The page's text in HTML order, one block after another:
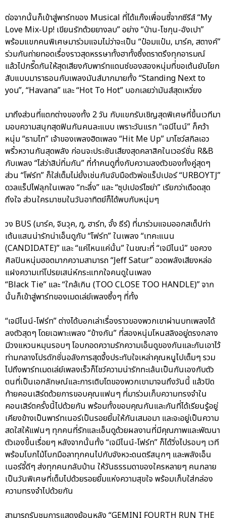
ต่อจากนั้นก็เข้าสู่พาร์ทของ Musical ที่ได้แก๊งเพื่อนซี้จากซีรีส์ “My
Love Mix-Up! เขียนรักด้วยยางลบ” อย่าง “ป่าน-โชกุน-อังเปา”
พร้อมแขกคนพิเศษมาร่วมแจมไม่ว่าจะเป็น “ป๋อมแป๋ม, มาร์ค, สตางค์”
ร่วมกันถ่ายทอดเรื่องราวสุดหรรษาทั้งฮาทั้งซึ้งตราตรึงทุกอารมณ์
แล้วไปกรี๊ดกันให้สุดเสียงกับพาร์ทแดนซ์ของสองหนุ่มที่ขอเต้นยับโยก
สับแบบมาราธอนกับเพลงมันส์มากมายทั้ง “Standing Next to
you”, “Havana” และ “Hot To Hot” บอกเลยว่ามันส์สุดเหวี่ยง
มาถึงส่วนที่แตกต่างของทั้ง 2 วัน กับแขกรับเชิญสุดพิเศษที่ขึ้นเวทีมา
มอบความสนุกสุดฟินกันคนละแบบ เพราะวันแรก “เจมีไนน์” ก็คว้า
หนุ่ม “ธามไท” เจ้าของเพลงฮิตเพลง “Hit Me Up” มาโชว์สกิลเอว
พริ้วหวานกันสุดพลัง ก่อนจะประชันเสียงสุดคลาสิคในเวอร์ชั่น R&B
กับเพลง “ไส่ว่าสิบ่ทิ่มกัน” ที่ทำคนดูทึ่งกับความลงตัวของทั้งคู่สุดๆ
ส่วน “โฟร์ท” ก็ใส่เต็มไม่ยั้งเช่นกันจับมือตัวพ่อแร็ปเปอร์ “URBOYTJ”
ดวลแร็ปไฟลุกในเพลง “ทะลึ่ง” และ “ซุปเปอร์ไซย่า” เรียกว่าเดือดสุด
ถึงใจ ส่วนใครมาชมในวันอาทิตย์ก็ได้พบกับหนุ่มๆ
วง BUS (มาร์ค, จินวุค, ภู, ฮาร์ท, จั๋ง ธีร์) ที่มาร่วมแจมออกสเต็ปท่า
เต้นแสนน่ารักน่าเอ็นดูกับ “โฟร์ท” ในเพลง “เทคะแนน
(CANDIDATE)” และ “แค่ไหนแค่นั้น” ในขณะที่ “เจมีไนน์” ขอควง
ศิลปินหนุ่มฮอตมากความสามารถ “Jeff Satur” อวดพลังเสียงหล่อ
แฝงความเท่โปรยเสน่ห์กระแทกใจคนดูในเพลง
“Black Tie” และ “ใกล้เกิน (TOO CLOSE TOO HANDLE)” จาก
นั้นก็เข้าสู่พาร์ทของเมดเล่ย์เพลงซึ้งๆ ที่ทั้ง
“เจมีไนน์-โฟร์ท” ต่างได้บอกเล่าเรื่องราวของพวกเขาผ่านบทเพลงได้
ลงตัวสุดๆ โดยเฉพาะเพลง “ข้างกัน” ที่สองหนุ่มโหนสลิงอยู่ตรงกลาง
มีวงแหวนหมุนรอบๆ โอบกอดความรักความเอ็นดูของกันและกันเอาไว้
ท่ามกลางโปรดักชั่นอลังการสุดจึ้งประทับใจเหล่าคุณหนูไปเต็มๆ รวม
ไปถึงพาร์ทเมดเล่ย์เพลงเร็วก็โชว์ความน่ารักทะเล้นเป็นกันเองกับตัว
ตนที่เป็นเอกลักษณ์และการเติบโตของพวกเขามาจนถึงวันนี้ แล้วปิด
ท้ายคอนเสิร์ตด้วยการขอบคุณแฟนๆ ที่มาร่วมเก็บความทรงจำใน
คอนเสิร์ตครั้งนี้ไปด้วยกัน พร้อมทั้งขอบคุณกันและกันที่ได้เรียนรู้อยู่
เคียงข้างเป็นพาร์ทเนอร์เป็นรอยยิ้มให้กันเสมอมา และจะอยู่เป็นความ
สดใสให้แฟนๆ ทุกคนที่รักและเอ็นดูด้วยผลงานที่มีคุณภาพและพัฒนา
ตัวเองขึ้นเรื่อยๆ หลังจากนั้นทั้ง “เจมีไนน์-โฟร์ท” ก็ได้วิ่งไปรอบๆ เวที
พร้อมโบกไม้โบกมือลาทุกคนไปกับจังหวะดนตรีสนุกๆ และพลังเอ็น
เนอร์จี้ดีๆ ส่งทุกคนกลับบ้าน ให้วันธรรมดาของใครหลายๆ คนกลาย
เป็นวันพิเศษที่เต็มไปด้วยรอยยิ้มแห่งความสุขใจ พร้อมเก็บใส่กล่อง
ความทรงจำไปด้วยกัน
สามารถรับชมการแสดงย้อนหลัง “GEMINI FOURTH RUN THE